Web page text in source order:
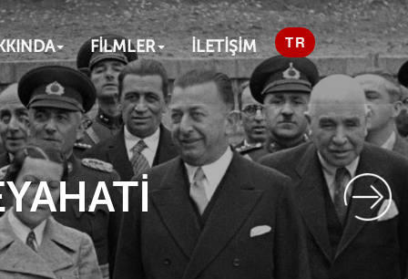
FİLMLER İLETİŞİM
ZİYARETİ